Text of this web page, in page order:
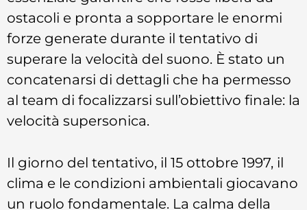
ostacoli e pronta a sopportare le enormi
forze generate durante il tentativo di
superare la velocità del suono. È stato un
concatenarsi di dettagli che ha permesso
al team di focalizzarsi sull’obiettivo finale: la
velocità supersonica.
Il giorno del tentativo, il 15 ottobre 1997, il
clima e le condizioni ambientali giocavano
un ruolo fondamentale. La calma della